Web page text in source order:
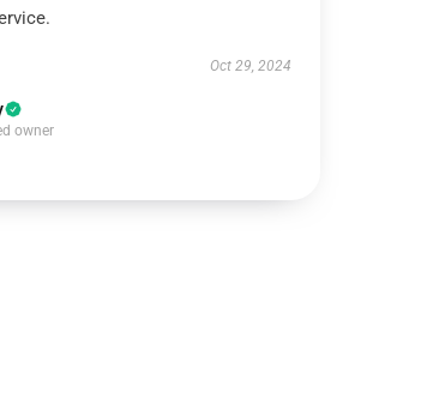
Oct 29, 2024
owner